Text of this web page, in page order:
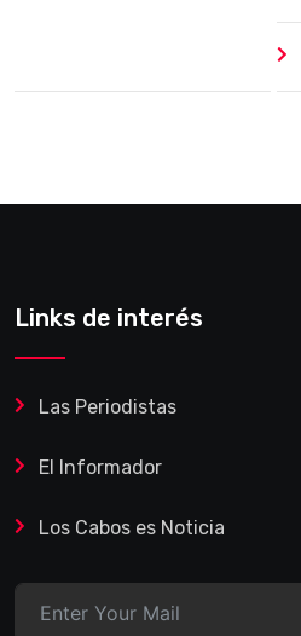
Links de interés
Las Periodistas
El Informador
Los Cabos es Noticia